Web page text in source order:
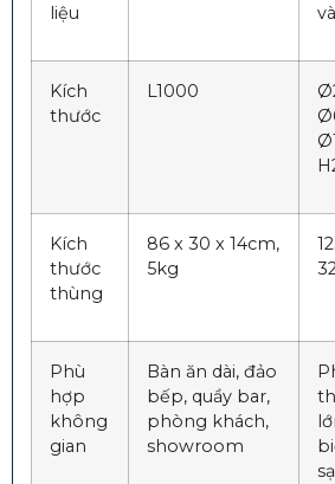
liệu
Kích
thước
L1000
Kích
thước
thùng
86 x 30 x 14cm,
5kg
Phù
hợp
không
gian
Bàn ăn dài, đảo
bếp, quầy bar,
phòng khách,
showroom